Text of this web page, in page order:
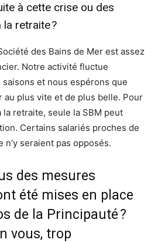
à cette crise ou des
retraite ?
des Bains de Mer est assez
Notre activité fluctue
et nous espérons que
au plus vite et de plus belle. Pour
retraite, seule la SBM peut
Certains salariés proches de
n’y seraient pas opposés.
des mesures
été mises en place
de la Principauté ?
vous, trop